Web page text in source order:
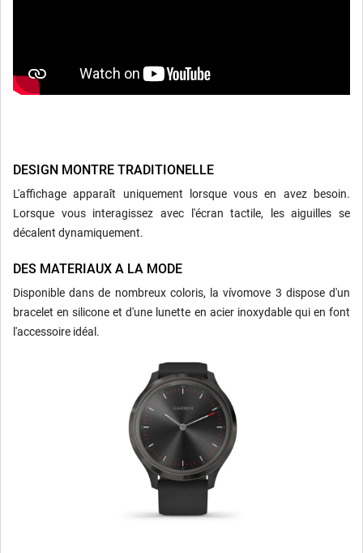
DESIGN MONTRE TRADITIONELLE
L'affichage apparaît uniquement lorsque vous en avez besoin.
Lorsque vous interagissez avec l'écran tactile, les aiguilles se
décalent dynamiquement.
DES MATERIAUX A LA MODE
Disponible dans de nombreux coloris, la vívomove 3 dispose d'un
bracelet en silicone et d'une lunette en acier inoxydable qui en font
l'accessoire idéal.